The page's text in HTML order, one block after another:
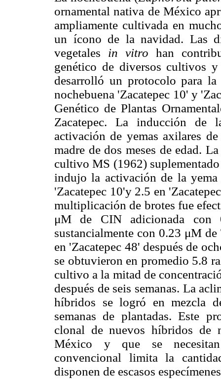
ornamental nativa de México
ampliamente cultivada en
un ícono de la navidad. Las
vegetales in vitro han
genético de diversos cultivos
desarrolló un protocolo para
nochebuena 'Zacatepec 10' y
Genético de Plantas
Zacatepec. La inducción de
activación de yemas axilares
madre de dos meses de edad.
cultivo MS (1962)
indujo la activación de la
'Zacatepec 10'y 2.5 en
multiplicación de brotes fue
μM de CIN adicionada
sustancialmente con 0.23 μM
en 'Zacatepec 48' después de
se obtuvieron en promedio 5.8
cultivo a la mitad de
después de seis semanas. La
híbridos se logró en mezcla
semanas de plantadas. Este
clonal de nuevos híbridos de
México y que se
convencional limita la
disponen de escasos